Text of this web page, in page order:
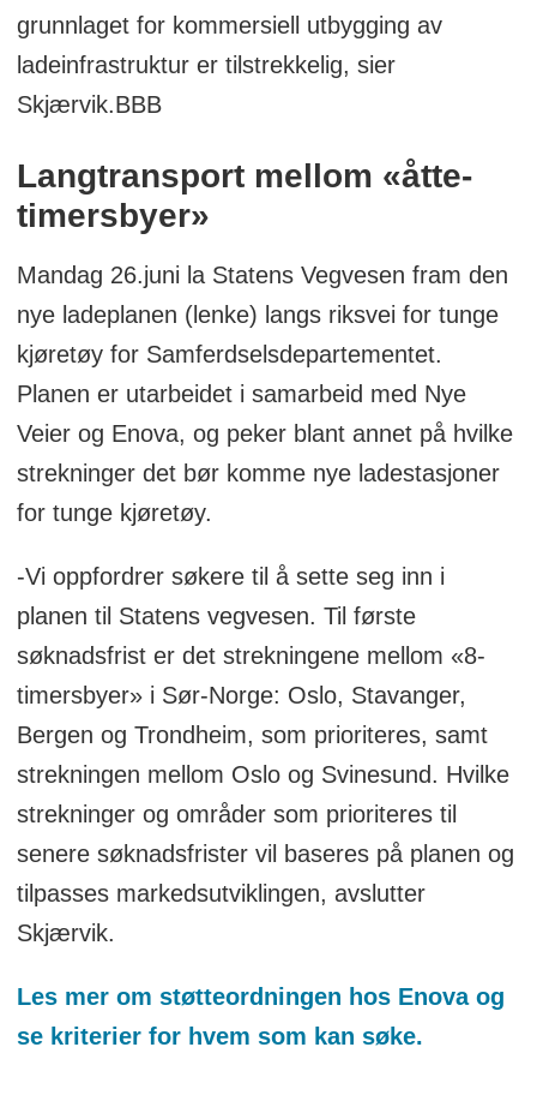
grunnlaget for kommersiell utbygging av
ladeinfrastruktur er tilstrekkelig, sier
Skjærvik.BBB
Langtransport mellom «åtte-
timersbyer»
Mandag 26.juni la Statens Vegvesen fram den
nye ladeplanen (lenke) langs riksvei for tunge
kjøretøy for Samferdselsdepartementet.
Planen er utarbeidet i samarbeid med Nye
Veier og Enova, og peker blant annet på hvilke
strekninger det bør komme nye ladestasjoner
for tunge kjøretøy.
-Vi oppfordrer søkere til å sette seg inn i
planen til Statens vegvesen. Til første
søknadsfrist er det strekningene mellom «8-
timersbyer» i Sør-Norge: Oslo, Stavanger,
Bergen og Trondheim, som prioriteres, samt
strekningen mellom Oslo og Svinesund. Hvilke
strekninger og områder som prioriteres til
senere søknadsfrister vil baseres på planen og
tilpasses markedsutviklingen, avslutter
Skjærvik.
Les mer om støtteordningen hos Enova og
se kriterier for hvem som kan søke.